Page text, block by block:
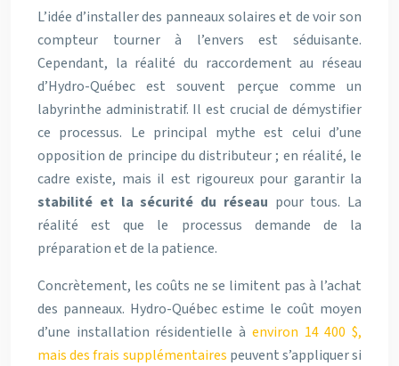
L’idée d’installer des panneaux solaires et de voir son
compteur tourner à l’envers est séduisante.
Cependant, la réalité du raccordement au réseau
d’Hydro-Québec est souvent perçue comme un
labyrinthe administratif. Il est crucial de démystifier
ce processus. Le principal mythe est celui d’une
opposition de principe du distributeur ; en réalité, le
cadre existe, mais il est rigoureux pour garantir la
stabilité et la sécurité du réseau pour tous. La
réalité est que le processus demande de la
préparation et de la patience.
Concrètement, les coûts ne se limitent pas à l’achat
des panneaux. Hydro-Québec estime le coût moyen
d’une installation résidentielle à environ 14 400 $,
mais des frais supplémentaires peuvent s’appliquer si